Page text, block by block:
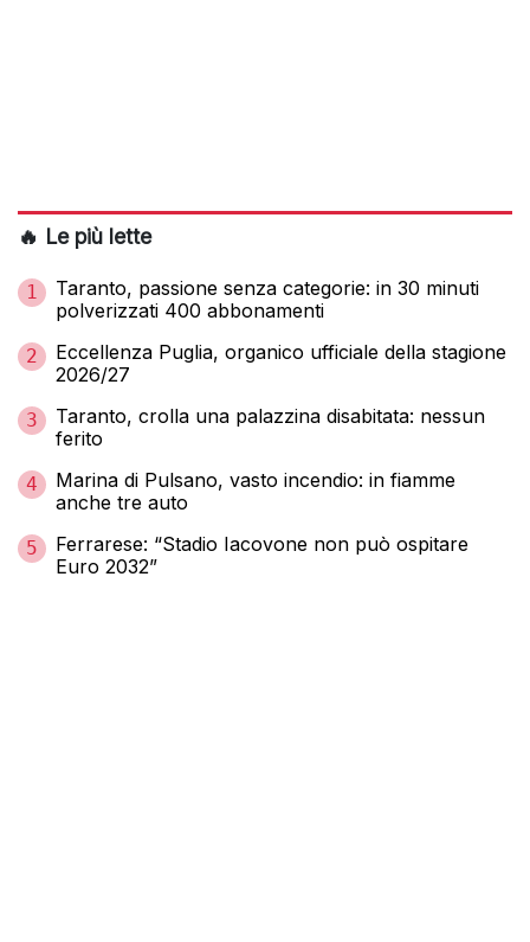
🔥 Le più lette
1
Taranto, passione senza categorie: in 30 minuti
polverizzati 400 abbonamenti
2
Eccellenza Puglia, organico ufficiale della stagione
2026/27
3
Taranto, crolla una palazzina disabitata: nessun
ferito
4
Marina di Pulsano, vasto incendio: in fiamme
anche tre auto
5
Ferrarese: “Stadio Iacovone non può ospitare
Euro 2032”